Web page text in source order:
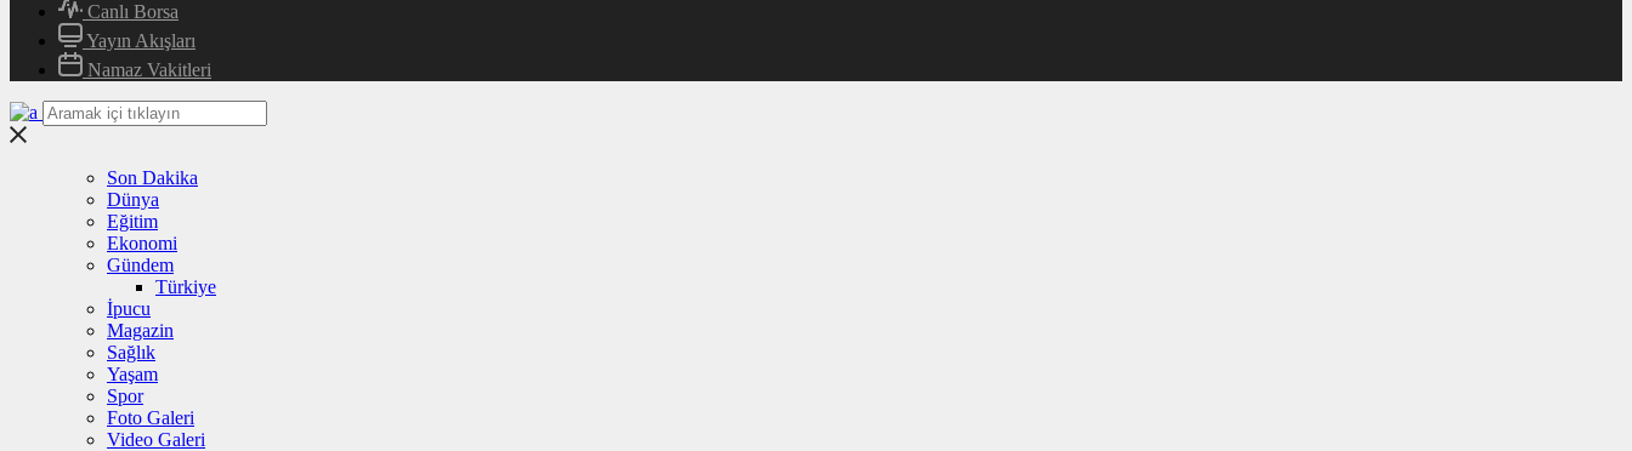
Canlı Borsa
Yayın Akışları
Namaz Vakitleri
Son Dakika
Dünya
Eğitim
Ekonomi
Gündem
Türkiye
İpucu
Magazin
Sağlık
Yaşam
Spor
Foto Galeri
Video Galeri